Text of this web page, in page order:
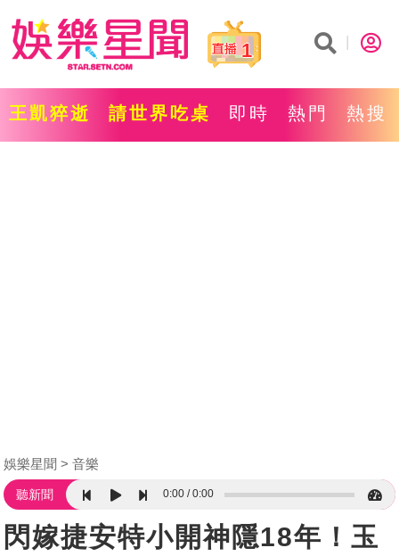
1
王凱猝逝 請世界吃桌 即時 熱門 熱搜
娛樂星聞 音樂
聽新聞 0:00 0:00
閃嫁捷安特小開神隱18年！玉